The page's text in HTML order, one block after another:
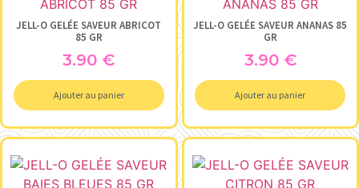
JELL-O GELÉE SAVEUR ABRICOT
85 GR
3.90 €
Ajouter au panier
JELL-O GELÉE SAVEUR ANANAS 85
GR
3.90 €
Ajouter au panier